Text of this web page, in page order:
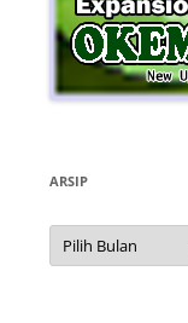
ARSIP
Arsip